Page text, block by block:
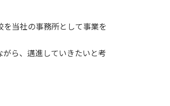
当社の事務所として事業を
ら、邁進していきたいと考